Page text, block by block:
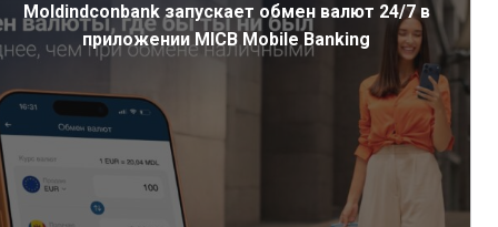
Moldindconbank запускает обмен валют 24/7 в
приложении MICB Mobile Banking